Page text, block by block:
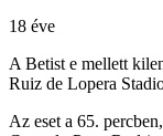
18 éve
A Betist e mellett
Ruiz de Lopera
Az eset a 65.